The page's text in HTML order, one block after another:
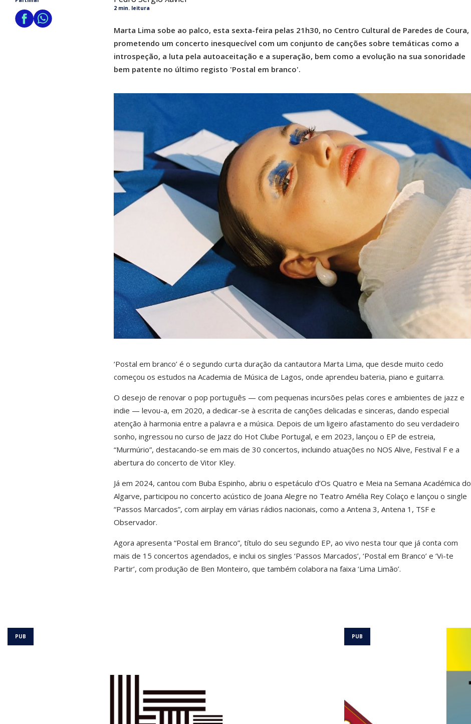
2 min. leitura
Marta Lima sobe ao palco, esta sexta-feira pelas 21h30, no Centro Cultural de Paredes de Coura,
prometendo um concerto inesquecível com um conjunto de canções sobre temáticas como a
introspeção, a luta pela autoaceitação e a superação, bem como a evolução na sua sonoridade
bem patente no último registo 'Postal em branco'.
‘Postal em branco’ é o segundo curta duração da cantautora Marta Lima, que desde muito cedo
começou os estudos na Academia de Música de Lagos, onde aprendeu bateria, piano e guitarra.
O desejo de renovar o pop português — com pequenas incursões pelas cores e ambientes de jazz e
indie — levou-a, em 2020, a dedicar-se à escrita de canções delicadas e sinceras, dando especial
atenção à harmonia entre a palavra e a música. Depois de um ligeiro afastamento do seu verdadeiro
sonho, ingressou no curso de Jazz do Hot Clube Portugal, e em 2023, lançou o EP de estreia,
“Murmúrio”, destacando-se em mais de 30 concertos, incluindo atuações no NOS Alive, Festival F e a
abertura do concerto de Vitor Kley.
Já em 2024, cantou com Buba Espinho, abriu o espetáculo d’Os Quatro e Meia na Semana Académica do
Algarve, participou no concerto acústico de Joana Alegre no Teatro Amélia Rey Colaço e lançou o single
“Passos Marcados”, com airplay em várias rádios nacionais, como a Antena 3, Antena 1, TSF e
Observador.
Agora apresenta “Postal em Branco”, título do seu segundo EP, ao vivo nesta tour que já conta com
mais de 15 concertos agendados, e inclui os singles ‘Passos Marcados’, ‘Postal em Branco’ e ‘Vi-te
Partir’, com produção de Ben Monteiro, que também colabora na faixa ‘Lima Limão’.